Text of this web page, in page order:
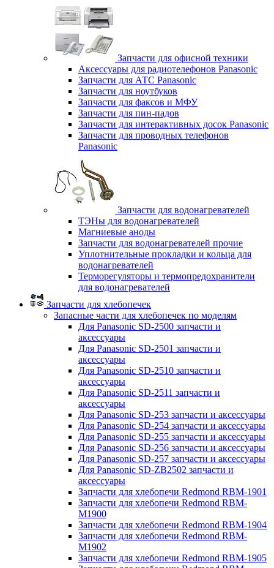
Запчасти для офисной техники
Аксессуары для радиотелефонов Panasonic
Запчасти для АТС Panasonic
Запчасти для ноутбуков
Запчасти для факсов и МФУ
Запчасти для пин-падов
Запчасти для интерактивных досок Panasonic
Запчасти для проводных телефонов
Panasonic
Запчасти для водонагревателей
ТЭНы для водонагревателей
Магниевые аноды
Запчасти для водонагревателей прочие
Уплотнительные прокладки и кольца для
водонагревателей
Терморегуляторы и термопредохранители
для водонагревателей
Запчасти для хлебопечек
Запасные части для хлебопечек по моделям
Для Panasonic SD-2500 запчасти и
аксессуары
Для Panasonic SD-2501 запчасти и
аксессуары
Для Panasonic SD-2510 запчасти и
аксессуары
Для Panasonic SD-2511 запчасти и
аксессуары
Для Panasonic SD-253 запчасти и аксессуары
Для Panasonic SD-254 запчасти и аксессуары
Для Panasonic SD-255 запчасти и аксессуары
Для Panasonic SD-256 запчасти и аксессуары
Для Panasonic SD-257 запчасти и аксессуары
Для Panasonic SD-ZB2502 запчасти и
аксессуары
Запчасти для хлебопечи Redmond RBM-1901
Запчасти для хлебопечи Redmond RBM-
M1900
Запчасти для хлебопечи Redmond RBM-1904
Запчасти для хлебопечи Redmond RBM-
M1902
Запчасти для хлебопечи Redmond RBM-1905